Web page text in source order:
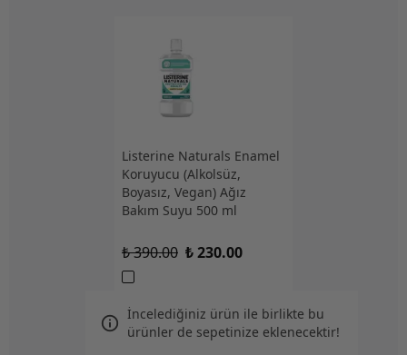
Listerine Naturals Enamel
Koruyucu (Alkolsüz,
Boyasız, Vegan) Ağız
Bakım Suyu 500 ml
₺ 390.00 ₺ 230.00
İncelediğiniz ürün ile birlikte bu
ürünler de sepetinize eklenecektir!